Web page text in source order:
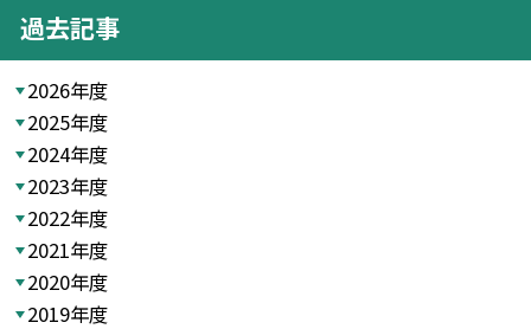
過去記事
2026年度
2025年度
2024年度
2023年度
2022年度
2021年度
2020年度
2019年度